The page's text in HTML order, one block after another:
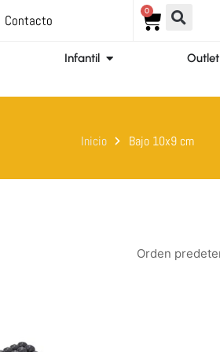
Contacto
0
Carrito
OrtopediaInfantil Abrir Infantil Outlet
Inicio Bajo 10x9 cm